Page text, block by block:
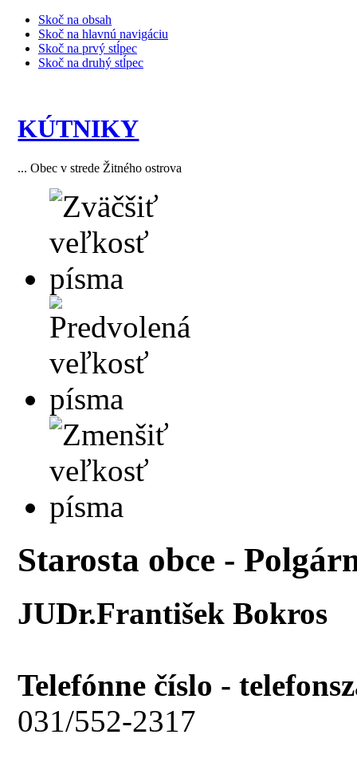
Skoč na obsah
Skoč na hlavnú navigáciu
Skoč na prvý stĺpec
Skoč na druhý stĺpec
KÚTNIKY
... Obec v strede Žitného ostrova
Starosta obce -
JUDr.František Bokros
Telefónne číslo -
031/552-2317